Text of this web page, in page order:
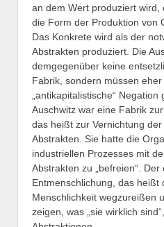
an dem Wert produziert wird,
die Form der Produktion von
Das Konkrete wird als der
Abstrakten produziert. Die
demgegenüber keine
Fabrik, sondern müssen
„antikapitalistische“ Negation
Auschwitz war eine Fabrik zur
das heißt zur Vernichtung
Abstrakten. Sie hatte die
industriellen Prozesses mit
Abstrakten zu „befreien“.
Entmenschlichung, das heißt
Menschlichkeit wegzureißen
zeigen, was „sie wirklich